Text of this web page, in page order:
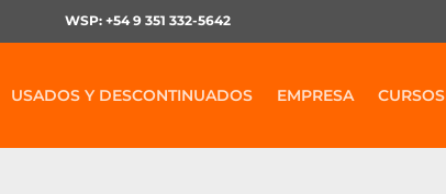
WSP: +54 9 351 332-5642
USADOS Y DESCONTINUADOS EMPRESA CURSOS